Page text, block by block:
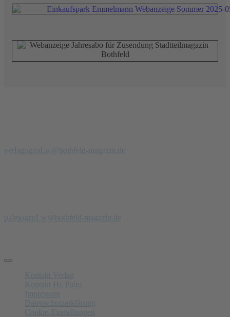
verlagogzpLw @bothfeld-magazin.de
palmogzpLw @bothfeld-magazin.de
Kontakt Verlag
Kontakt Hr. Palm
Impressum
Datenschutzerklärung
Cookie-Einstellungen